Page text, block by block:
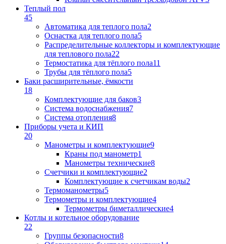
Теплый пол
45
Автоматика для теплого пола2
Оснастка для теплого пола5
Распределительные коллекторы и комплектующие
для теплового пола22
Термостатика для тёплого пола11
Трубы для тёплого пола5
Баки расширительные, ёмкости
18
Комплектующие для баков3
Система водоснабжения7
Система отопления8
Приборы учета и КИП
20
Манометры и комплектующие9
Краны под манометр1
Манометры технические8
Счетчики и комплектующие2
Комплектующие к счетчикам воды2
Термоманометры5
Термометры и комплектующие4
Термометры биметаллические4
Котлы и котельное оборудование
22
Группы безопасности8